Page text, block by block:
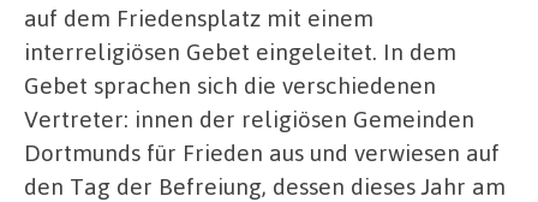
auf dem Friedensplatz mit einem
interreligiösen Gebet eingeleitet. In dem
Gebet sprachen sich die verschiedenen
Vertreter: innen der religiösen Gemeinden
Dortmunds für Frieden aus und verwiesen auf
den Tag der Befreiung, dessen dieses Jahr am